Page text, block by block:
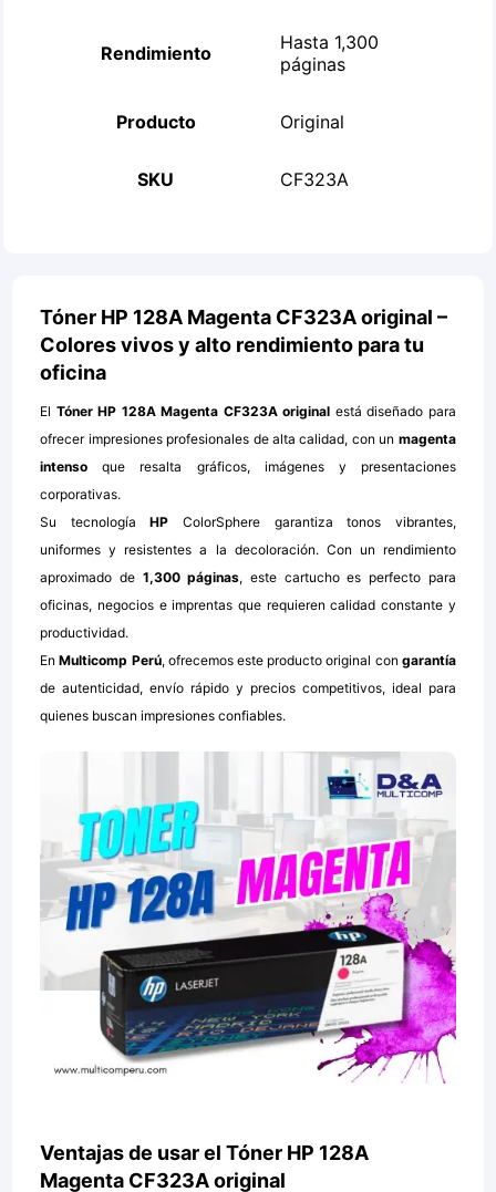
Rendimiento
Hasta 1,300
páginas
Producto Original
SKU CF323A
Tóner HP 128A Magenta CF323A original –
Colores vivos y alto rendimiento para tu
oficina
El Tóner HP 128A Magenta CF323A original está diseñado para
ofrecer impresiones profesionales de alta calidad, con un magenta
intensoque resalta gráficos, imágenes y presentaciones
corporativas.
Su tecnología HPColorSphere garantiza tonos vibrantes,
uniformes y resistentes a la decoloración. Con un rendimiento
aproximado de1,300 páginas, este cartucho es perfecto para
oficinas, negocios e imprentas que requieren calidad constante y
productividad.
EnMulticomp Perú, ofrecemos este producto original con garantía
de autenticidad, envío rápido y precios competitivos, ideal para
quienes buscan impresiones confiables.
Ventajas de usar el Tóner HP 128A
Magenta CF323A original